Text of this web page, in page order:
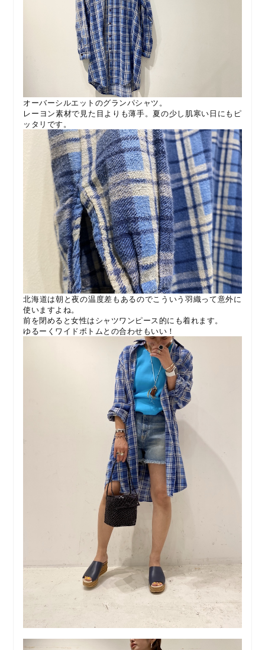
オーバーシルエットのグランパシャツ。
レーヨン素材で見た目よりも薄手。夏の少し肌寒い日にもピ
ッタリです。
北海道は朝と夜の温度差もあるのでこういう羽織って意外に
使いますよね。
前を閉めると女性はシャツワンピース的にも着れます。
ゆるーくワイドボトムとの合わせもいい！